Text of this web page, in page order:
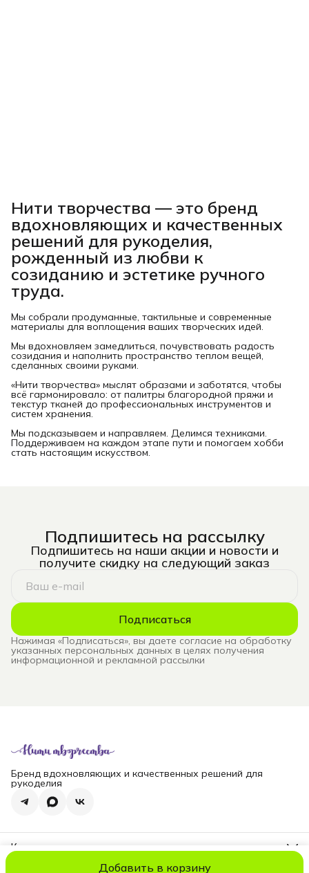
Добавить в корзину
Нити творчества — это бренд
вдохновляющих и качественных
решений для рукоделия,
рожденный из любви к
созиданию и эстетике ручного
труда.
Мы собрали продуманные, тактильные и современные
материалы для воплощения ваших творческих идей.
Мы вдохновляем замедлиться, почувствовать радость
созидания и наполнить пространство теплом вещей,
сделанных своими руками.
«Нити творчества» мыслят образами и заботятся, чтобы
всё гармонировало: от палитры благородной пряжи и
текстур тканей до профессиональных инструментов и
систем хранения.
Мы подсказываем и направляем. Делимся техниками.
Поддерживаем на каждом этапе пути и помогаем хобби
стать настоящим искусством.
Подпишитесь на рассылку
Подпишитесь на наши акции и новости и
получите скидку на следующий заказ
Подписаться
Нажимая «Подписаться», вы даете согласие на обработку
указанных персональных данных в целях получения
информационной и рекламной рассылки
Бренд вдохновляющих и качественных решений для
рукоделия
Контакты